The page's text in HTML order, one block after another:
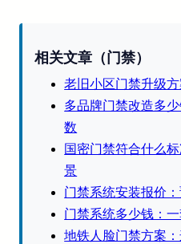
相关文章（门禁）
老旧小区门禁升级
多品牌门禁改造多
数
国密门禁符合什么
景
门禁系统安装报价
门禁系统多少钱：
地铁人脸门禁方案